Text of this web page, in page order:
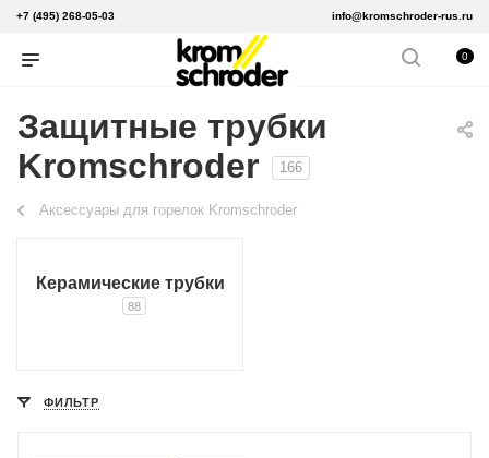
+7 (495) 268-05-03 info@kromschroder-rus.ru
0
Защитные трубки
Kromschroder
166
Аксессуары для горелок Kromschroder
Керамические трубки
88
ФИЛЬТР